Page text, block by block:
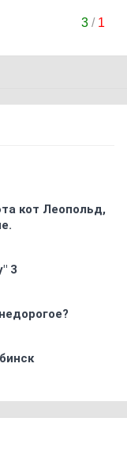
3/ 1
кот Леопольд,
3